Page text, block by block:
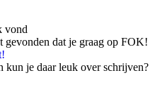
vond
gevonden dat je graag op FOK!
kun je daar leuk over schrijven?